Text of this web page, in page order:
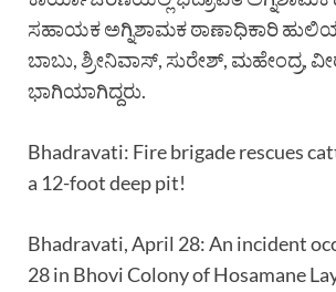
ಸಹಾಯಕ ಅಗ್ನಿಶಾಮಕ ಠಾಣಾಧಿಕಾರಿ
ಬಾಬು, ಶ್ರೀನಿವಾಸ್, ಸುರೇಶ್, ಮಹೇಂದ್ರ,
ಭಾಗಿಯಾಗಿದ್ದರು.
Bhadravati: Fire brigade rescues
a 12-foot deep pit!
Bhadravati, April 28: An incident
28 in Bhovi Colony of Hosamane